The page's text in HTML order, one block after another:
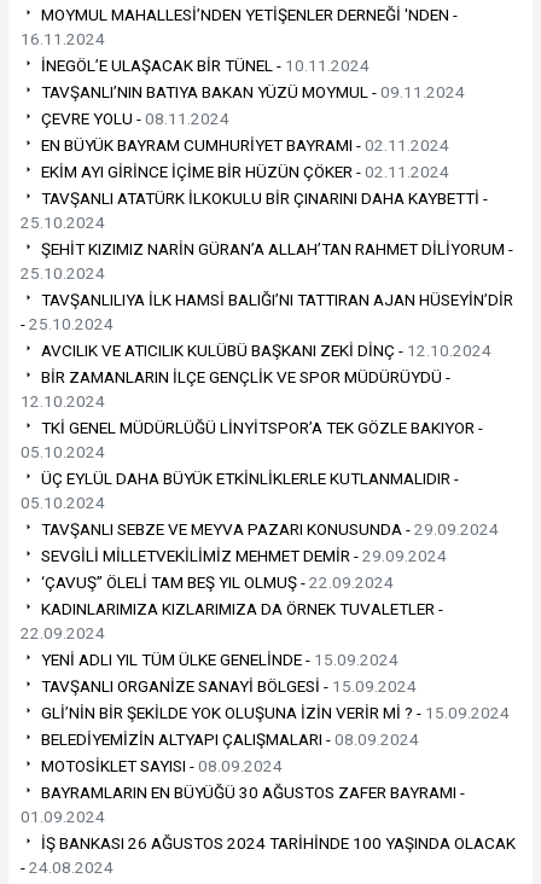
MOYMUL MAHALLESİ’NDEN YETİŞENLER DERNEĞİ 'NDEN -
16.11.2024
İNEGÖL’E ULAŞACAK BİR TÜNEL - 10.11.2024
TAVŞANLI’NIN BATIYA BAKAN YÜZÜ MOYMUL -09.11.2024
ÇEVRE YOLU -08.11.2024
EN BÜYÜK BAYRAM CUMHURİYET BAYRAMI -02.11.2024
EKİM AYI GİRİNCE İÇİME BİR HÜZÜN ÇÖKER -02.11.2024
TAVŞANLI ATATÜRK İLKOKULU BİR ÇINARINI DAHA KAYBETTİ -
25.10.2024
ŞEHİT KIZIMIZ NARİN GÜRAN’A ALLAH’TAN RAHMET DİLİYORUM -
25.10.2024
TAVŞANLILIYA İLK HAMSİ BALIĞI’NI TATTIRAN AJAN HÜSEYİN’DİR
-25.10.2024
AVCILIK VE ATICILIK KULÜBÜ BAŞKANI ZEKİ DİNÇ - 12.10.2024
BİR ZAMANLARIN İLÇE GENÇLİK VE SPOR MÜDÜRÜYDÜ -
12.10.2024
TKİ GENEL MÜDÜRLÜĞÜ LİNYİTSPOR’A TEK GÖZLE BAKIYOR -
05.10.2024
ÜÇ EYLÜL DAHA BÜYÜK ETKİNLİKLERLE KUTLANMALIDIR -
05.10.2024
TAVŞANLI SEBZE VE MEYVA PAZARI KONUSUNDA -29.09.2024
SEVGİLİ MİLLETVEKİLİMİZ MEHMET DEMİR -29.09.2024
‘ÇAVUŞ” ÖLELİ TAM BEŞ YIL OLMUŞ -22.09.2024
KADINLARIMIZA KIZLARIMIZA DA ÖRNEK TUVALETLER -
22.09.2024
YENİ ADLI YIL TÜM ÜLKE GENELİNDE - 15.09.2024
TAVŞANLI ORGANİZE SANAYİ BÖLGESİ - 15.09.2024
GLİ’NİN BİR ŞEKİLDE YOK OLUŞUNA İZİN VERİR Mİ ? - 15.09.2024
BELEDİYEMİZİN ALTYAPI ÇALIŞMALARI -08.09.2024
MOTOSİKLET SAYISI -08.09.2024
BAYRAMLARIN EN BÜYÜĞÜ 30 AĞUSTOS ZAFER BAYRAMI -
01.09.2024
İŞ BANKASI 26 AĞUSTOS 2024 TARİHİNDE 100 YAŞINDA OLACAK
-24.08.2024